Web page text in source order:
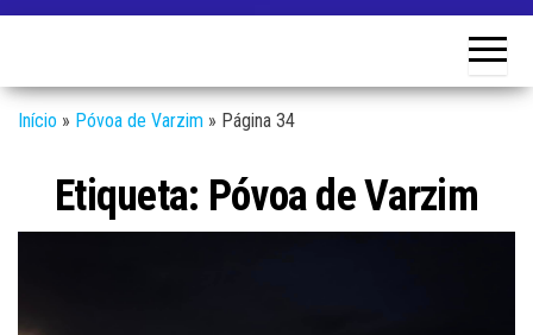
Início » Póvoa de Varzim » Página 34
Etiqueta: Póvoa de Varzim